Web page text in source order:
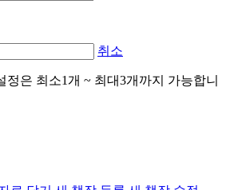
취소
정은 최소1개 ~ 최대3개까지 가능합니